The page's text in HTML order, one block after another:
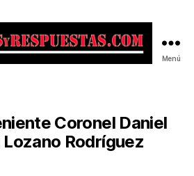
Menú
Coronel Daniel
Rodríguez